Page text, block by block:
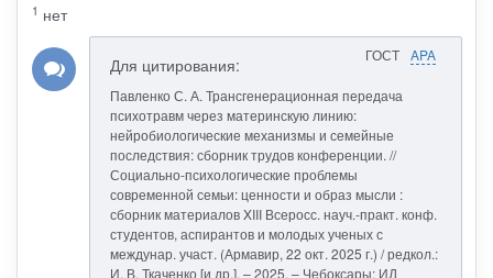
1 нет
ГОСТ APA
Для цитирования:
Павленко С. А. Трансгенерационная передача
психотравм через материнскую линию:
нейробиологические механизмы и семейные
последствия: сборник трудов конференции. //
Социально-психологические проблемы
современной семьи: ценности и образ мысли :
сборник материалов XIII Всеросс. науч.-практ. конф.
студентов, аспирантов и молодых ученых с
междунар. участ. (Армавир, 22 окт. 2025 г.) / редкол.:
И. В. Ткаченко [и др.]. – 2025. – Чебоксары: ИД